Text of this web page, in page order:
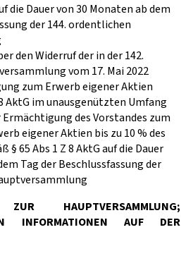
die Dauer von 30 Monaten ab dem
der 144. ordentlichen
den Widerruf der in der 142.
vom 17. Mai 2022
zum Erwerb eigener Aktien
AktG im unausgenützten Umfang
des Vorstandes zum
eigener Aktien bis zu 10 % des
§ 65 Abs 1 Z 8 AktG auf die Dauer
Tag der Beschlussfassung der
HAUPTVERSAMMLUNG;
INFORMATIONEN AUF DER